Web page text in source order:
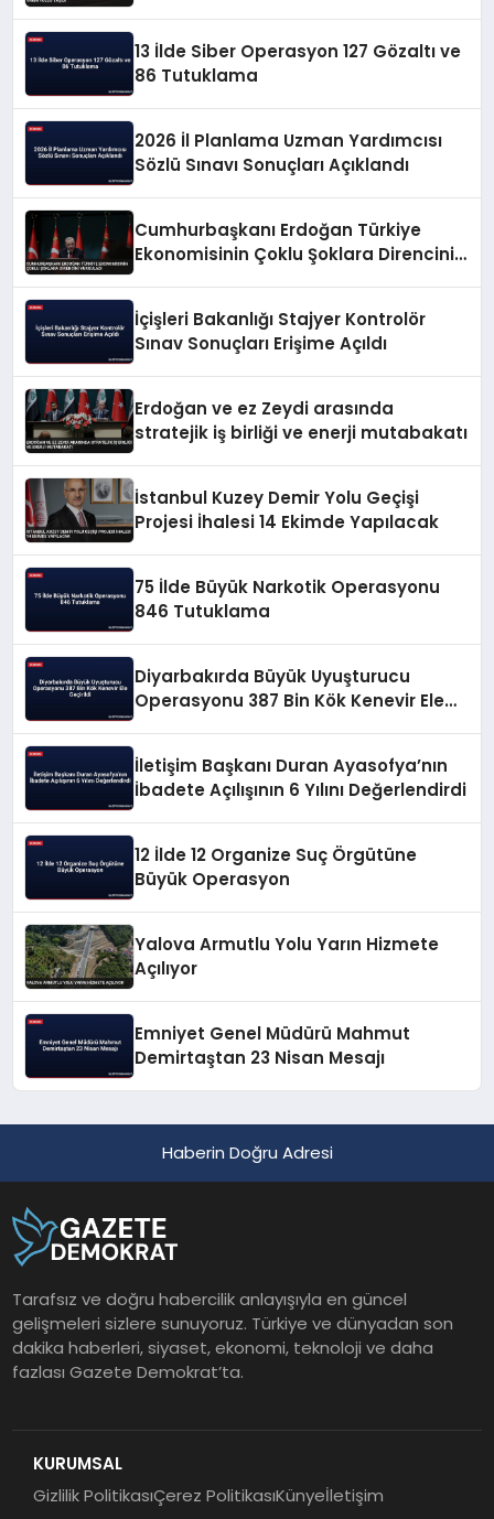
13 İlde Siber Operasyon 127 Gözaltı ve
86 Tutuklama
2026 İl Planlama Uzman Yardımcısı
Sözlü Sınavı Sonuçları Açıklandı
Cumhurbaşkanı Erdoğan Türkiye
Ekonomisinin Çoklu Şoklara Direncini
İçişleri Bakanlığı Stajyer Kontrolör
Sınav Sonuçları Erişime Açıldı
Erdoğan ve ez Zeydi arasında
stratejik iş birliği ve enerji mutabakatı
İstanbul Kuzey Demir Yolu Geçişi
Projesi İhalesi 14 Ekimde Yapılacak
75 İlde Büyük Narkotik Operasyonu
846 Tutuklama
Diyarbakırda Büyük Uyuşturucu
Operasyonu 387 Bin Kök Kenevir Ele
İletişim Başkanı Duran Ayasofya’nın
İbadete Açılışının 6 Yılını Değerlendirdi
12 İlde 12 Organize Suç Örgütüne
Büyük Operasyon
Yalova Armutlu Yolu Yarın Hizmete
Açılıyor
Emniyet Genel Müdürü Mahmut
Demirtaştan 23 Nisan Mesajı
Haberin Doğru Adresi
Tarafsız ve doğru habercilik anlayışıyla en güncel
gelişmeleri sizlere sunuyoruz. Türkiye ve dünyadan son
dakika haberleri, siyaset, ekonomi, teknoloji ve daha
fazlası Gazete Demokrat’ta.
KURUMSAL
Gizlilik PolitikasıÇerez PolitikasıKünyeİletişim